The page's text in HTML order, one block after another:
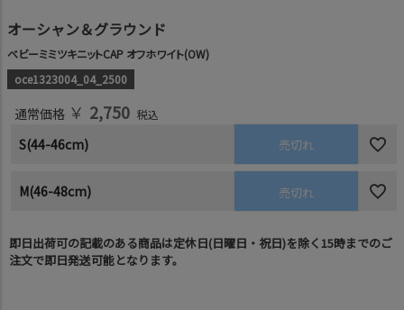
オーシャン＆グラウンド
ベビーミミツキニットCAP オフホワイト(OW)
oce1323004_04_2500
通常価格 ￥ 2,750 税込
S(44-46cm) 売切れ
M(46-48cm) 売切れ
即日出荷可の記載のある商品は定休日(日曜日・祝日)を除く15時までのご
注文で即日発送可能となります。